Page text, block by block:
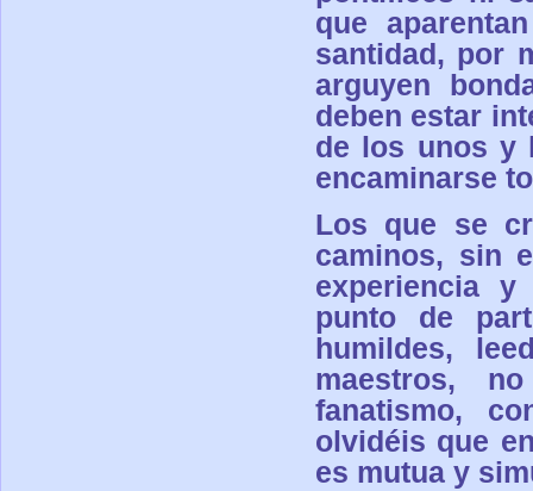
que
santidad, por
arguyen
deben estar
de los unos y
encaminarse
Los que se
caminos, sin
experiencia
punto de
humildes,
maestros,
fanatismo,
olvidéis que
es mutua y